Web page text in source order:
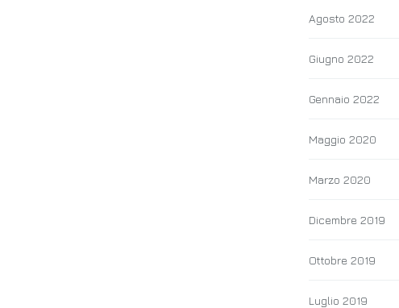
Agosto 2022
Giugno 2022
Gennaio 2022
Maggio 2020
Marzo 2020
Dicembre 2019
Ottobre 2019
Luglio 2019